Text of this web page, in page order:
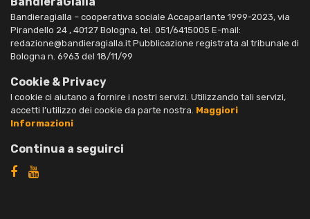
Bandieragialla – cooperativa sociale Accaparlante 1999-2023, via
Pirandello 24 , 40127 Bologna, tel. 051/6415005 E-mail:
redazione@bandieragialla.it Pubblicazione registrata al tribunale di
Bologna n. 6963 del 18/11/99
Cookie & Privacy
I cookie ci aiutano a fornire i nostri servizi. Utilizzando tali servizi,
accetti l’utilizzo dei cookie da parte nostra. Maggiori
Informazioni
Continua a seguirci